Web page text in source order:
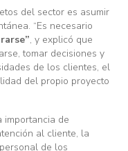
del sector es asumir
“Es necesario
, y explicó que
tomar decisiones y
de los clientes, el
del propio proyecto
importancia de
al cliente, la
de los